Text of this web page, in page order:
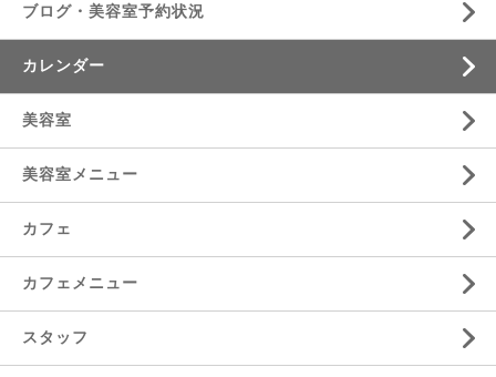
ブログ・美容室予約状況
カレンダー
美容室
美容室メニュー
カフェ
カフェメニュー
スタッフ